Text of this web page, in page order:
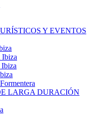
Y EVENTOS
Ibiza
LARGA DURACIÓN